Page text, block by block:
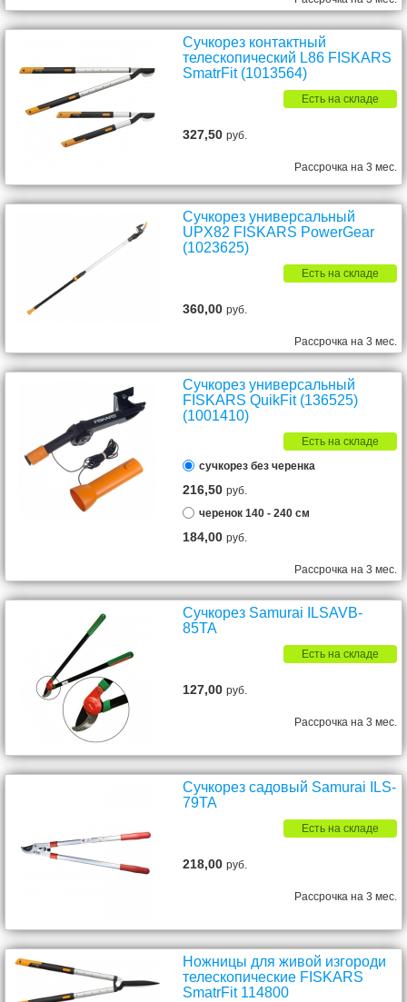
Сучкорез контактный
телескопический L86 FISKARS
SmatrFit (1013564)
Есть на складе
327,50руб.
Рассрочка на 3 мес.
Сучкорез универсальный
UPX82 FISKARS PowerGear
(1023625)
Есть на складе
360,00руб.
Рассрочка на 3 мес.
Сучкорез универсальный
FISKARS QuikFit (136525)
(1001410)
Есть на складе
сучкорез без черенка
216,50руб.
черенок 140 - 240 см
184,00руб.
Рассрочка на 3 мес.
Сучкорез Samurai ILSAVB-
85TA
Есть на складе
127,00руб.
Рассрочка на 3 мес.
Сучкорез садовый Samurai ILS-
79TA
Есть на складе
218,00руб.
Рассрочка на 3 мес.
Ножницы для живой изгороди
телескопические FISKARS
SmatrFit 114800